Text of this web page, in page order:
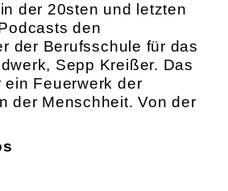
der 20sten und letzten
den
der Berufsschule für das
Sepp Kreißer. Das
ein Feuerwerk der
der Menschheit. Von der